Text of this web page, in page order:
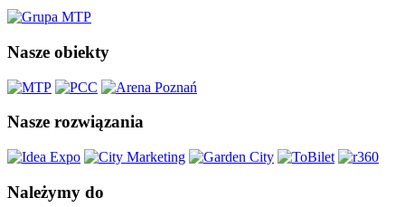
Nasze obiekty
Nasze rozwiązania
Należymy do